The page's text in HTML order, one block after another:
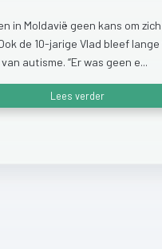
in Moldavië geen kans om zich
de 10-jarige Vlad bleef lange
van autisme. “Erwas geen e...
Lees verder